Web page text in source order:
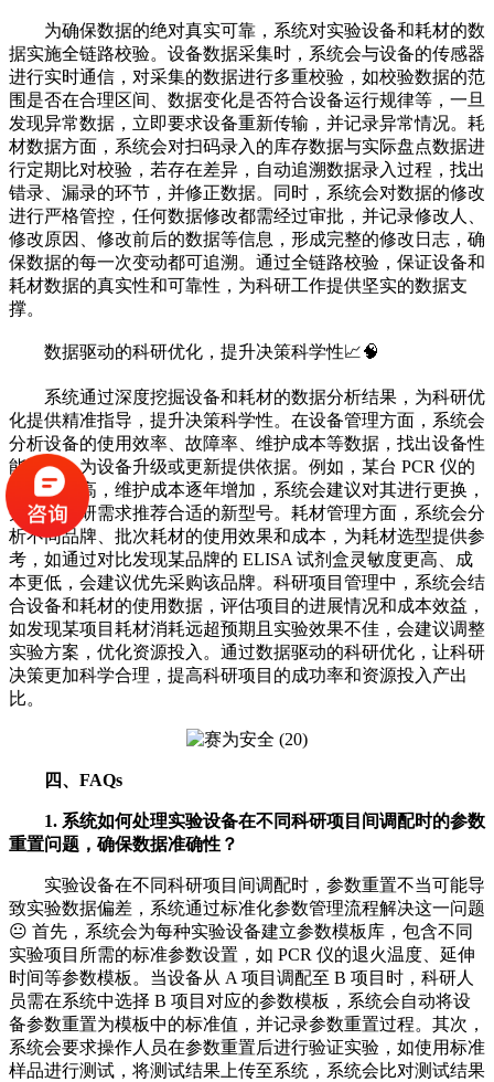
为确保数据的绝对真实可靠，系统对实验设备和耗材的数
据实施全链路校验。设备数据采集时，系统会与设备的传感器
进行实时通信，对采集的数据进行多重校验，如校验数据的范
围是否在合理区间、数据变化是否符合设备运行规律等，一旦
发现异常数据，立即要求设备重新传输，并记录异常情况。耗
材数据方面，系统会对扫码录入的库存数据与实际盘点数据进
行定期比对校验，若存在差异，自动追溯数据录入过程，找出
错录、漏录的环节，并修正数据。同时，系统会对数据的修改
进行严格管控，任何数据修改都需经过审批，并记录修改人、
修改原因、修改前后的数据等信息，形成完整的修改日志，确
保数据的每一次变动都可追溯。通过全链路校验，保证设备和
耗材数据的真实性和可靠性，为科研工作提供坚实的数据支
撑。
数据驱动的科研优化，提升决策科学性📈🧠
系统通过深度挖掘设备和耗材的数据分析结果，为科研优
化提供精准指导，提升决策科学性。在设备管理方面，系统会
分析设备的使用效率、故障率、维护成本等数据，找出设备性
能瓶颈，为设备升级或更新提供依据。例如，某台 PCR 仪的
故障率较高，维护成本逐年增加，系统会建议对其进行更换，
并根据科研需求推荐合适的新型号。耗材管理方面，系统会分
析不同品牌、批次耗材的使用效果和成本，为耗材选型提供参
考，如通过对比发现某品牌的 ELISA 试剂盒灵敏度更高、成
本更低，会建议优先采购该品牌。科研项目管理中，系统会结
合设备和耗材的使用数据，评估项目的进展情况和成本效益，
如发现某项目耗材消耗远超预期且实验效果不佳，会建议调整
实验方案，优化资源投入。通过数据驱动的科研优化，让科研
决策更加科学合理，提高科研项目的成功率和资源投入产出
比。
四、FAQs
1. 系统如何处理实验设备在不同科研项目间调配时的参数
重置问题，确保数据准确性？
实验设备在不同科研项目间调配时，参数重置不当可能导
致实验数据偏差，系统通过标准化参数管理流程解决这一问题
😐 首先，系统会为每种实验设备建立参数模板库，包含不同
实验项目所需的标准参数设置，如 PCR 仪的退火温度、延伸
时间等参数模板。当设备从 A 项目调配至 B 项目时，科研人
员需在系统中选择 B 项目对应的参数模板，系统会自动将设
备参数重置为模板中的标准值，并记录参数重置过程。其次，
系统会要求操作人员在参数重置后进行验证实验，如使用标准
样品进行测试，将测试结果上传至系统，系统会比对测试结果